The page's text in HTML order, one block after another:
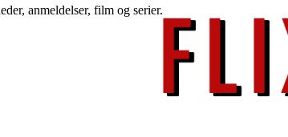
anmeldelser, film og serier.